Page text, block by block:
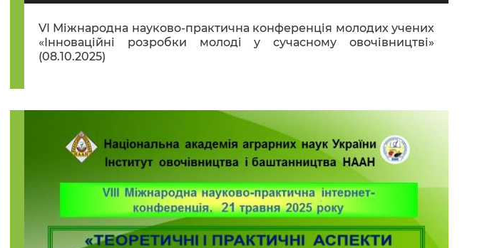
VІ Міжнародна науково-практична конференція молодих учених
«Інноваційні розробки молоді у сучасному овочівництві»
(08.10.2025)